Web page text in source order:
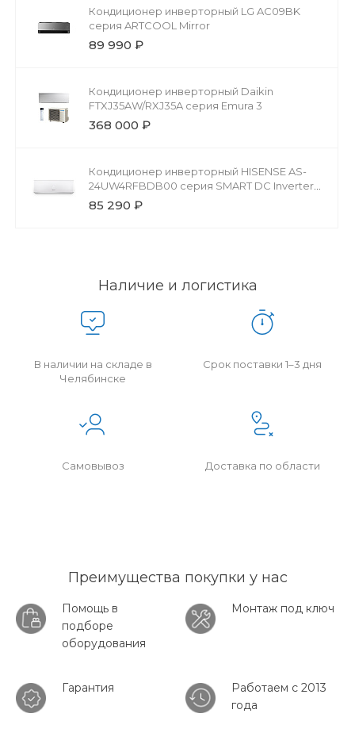
Кондиционер инверторный LG AC09BK
серия ARTCOOL Mirror
89 990 ₽
Кондиционер инверторный Daikin
FTXJ35AW/RXJ35A серия Emura 3
368 000 ₽
Кондиционер инверторный HISENSE AS-
24UW4RFBDB00 серия SMART DC Inverter
(R32)
85 290 ₽
Наличие и логистика
В наличии на складе в
Челябинске
Срок поставки 1–3 дня
Самовывоз Доставка по области
Преимущества покупки у нас
Помощь в
подборе
оборудования
Монтаж под ключ
Гарантия
Работаем с 2013
года